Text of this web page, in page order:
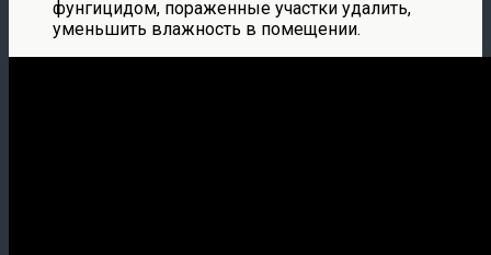
фунгицидом, пораженные участки удалить,
уменьшить влажность в помещении.